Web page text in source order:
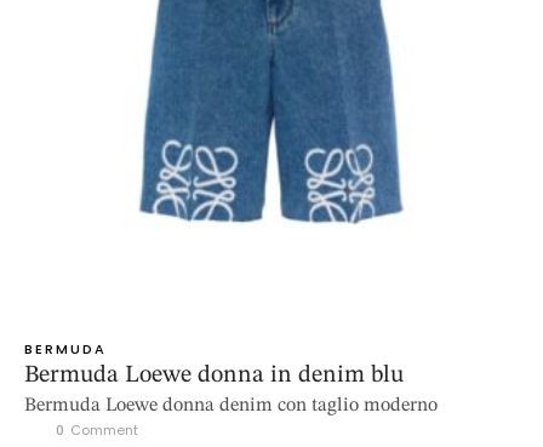
BERMUDA
Bermuda Loewe donna in denim blu
Bermuda Loewe donna denim con taglio moderno
0 Comment